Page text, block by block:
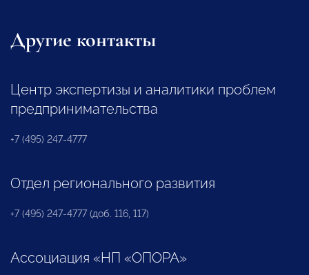
Другие контакты
Центр экспертизы и аналитики проблем
предпринимательства
+7 (495) 247-4777
Отдел регионального развития
+7 (495) 247-4777 (доб. 116, 117)
Ассоциация «НП «ОПОРА»